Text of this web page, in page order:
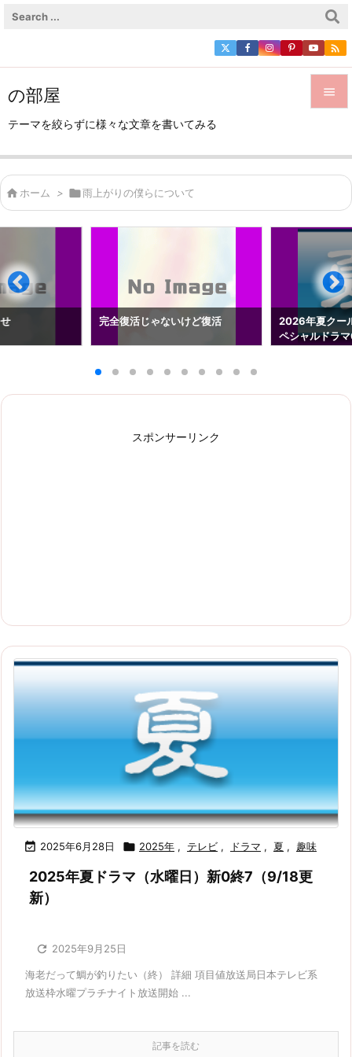
の部屋
テーマを絞らずに様々な文章を書いてみる


サイド


次へ

検索

 ホーム > 雨上がりの僕らについて
完全復活じゃないけど復活
2026年夏クー
ペシャルドラ
スポンサーリンク
 2025年6月28日  2025年 , テレビ , ドラマ , 夏 , 趣味
2025年夏ドラマ（水曜日）新0終7（9/18更
新）
 2025年9月25日
海老だって鯛が釣りたい（終） 詳細 項目値放送局日本テレビ系
放送枠水曜プラチナイト放送開始 ...
記事を読む